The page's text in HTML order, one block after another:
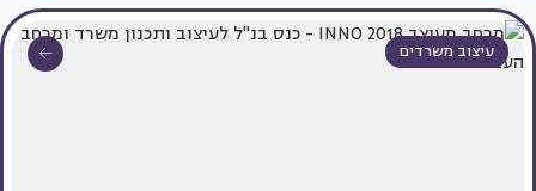
עיצוב משרדים